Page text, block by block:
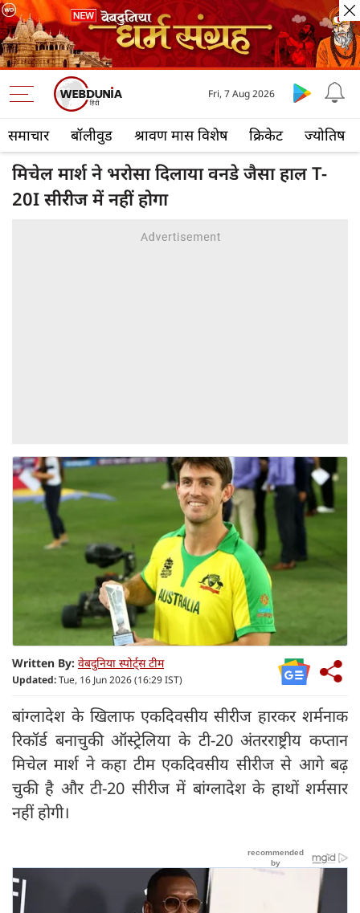
समाचार बॉलीवुड श्रावण मास विशेष क्रिकेट ज्योतिष
Fri, 7 Aug 2026
मिचेल मार्श ने भरोसा दिलाया वनडे जैसा हाल T-
20I सीरीज में नहीं होगा
Written By: वेबदुनिया स्पोर्ट्स टीम
Updated:Tue, 16 Jun 2026 (16:29 IST)
बांग्लादेश के खिलाफ एकदिवसीय सीरीज हारकर शर्मनाक
रिकॉर्ड बनाचुकी ऑस्ट्रेलिया के टी-20 अंतरराष्ट्रीय कप्तान
मिचेल मार्श ने कहा टीम एकदिवसीय सीरीज से आगे बढ़
चुकी है और टी-20 सीरीज में बांग्लादेश के हाथों शर्मसार
नहीं होगी।